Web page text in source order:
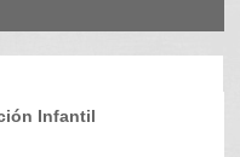
Infantil